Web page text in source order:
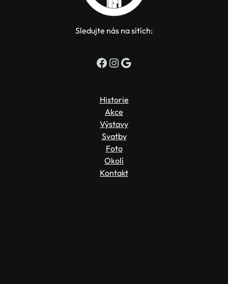
Sledujte nás na sítích:
Facebook Instagram Google
Historie
Akce
Výstavy
Svatby
Foto
Okolí
Kontakt